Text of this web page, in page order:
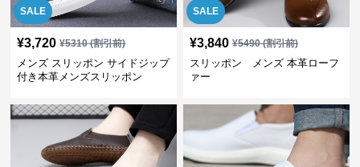
SALE
¥3,720 ¥5310(割引前)
メンズ スリッポン サイドジップ
付き本革メンズスリッポン
SALE
¥3,840 ¥5490(割引前)
スリッポン メンズ 本革ローフ
ァー